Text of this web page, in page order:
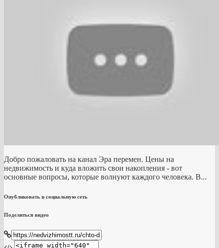
Добро пожаловать на канал Эра перемен. Цены на
недвижимость и куда вложить свои накопления - вот
основные вопросы, которые волнуют каждого человека. В...
Опубликовать в социальную сеть
Поделиться видео